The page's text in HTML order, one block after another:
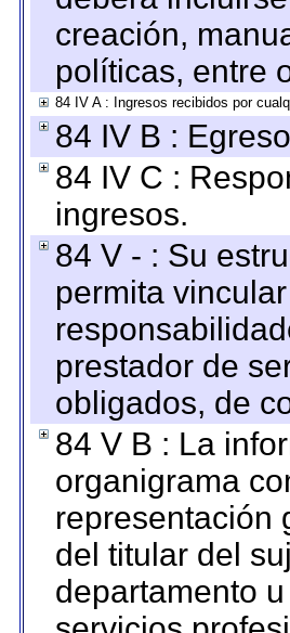
creación,
políticas, entre
84 IV A : Ingresos recibidos por
84 IV B :
84 IV C :
ingresos.
84 V - : Su
permita
prestador de
obligados, de
84 V B : La
organigrama
representación
del titular del
departamento